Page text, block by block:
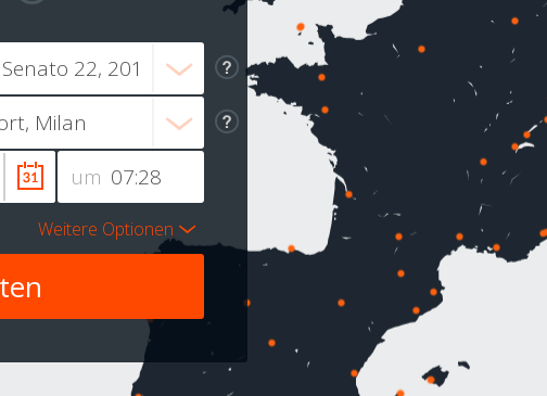
um
Weitere Optionen